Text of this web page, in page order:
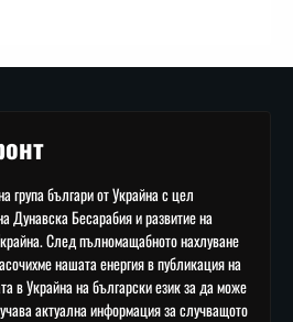
група българи от Украйна с цел
Дунавска Бесарабия и развитие на
След пълномащабното нахлуване
нашата енергия в публикация на
в Украйна на български език за да може
актуална информация за случващото